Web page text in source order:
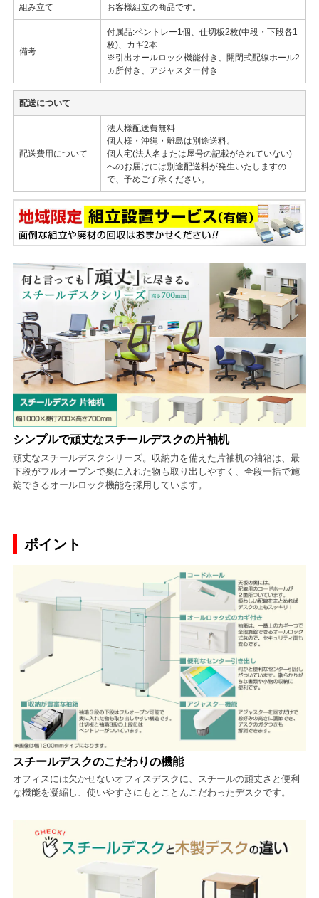
組み立て お客様組立の商品です。
備考
付属品:ペントレー1個、仕切板2枚(中段・下段各1
枚)、カギ2本
※引出オールロック機能付き、開閉式配線ホール2
ヵ所付き、アジャスター付き
配送について
配送費用について
法人様配送費無料
個人様・沖縄・離島は別途送料。
個人宅(法人名または屋号の記載がされていない)
へのお届けには別途配送料が発生いたしますの
で、予めご了承ください。
シンプルで頑丈なスチールデスクの片袖机
頑丈なスチールデスクシリーズ。収納力を備えた片袖机の袖箱は、最
下段がフルオープンで奥に入れた物も取り出しやすく、全段一括で施
錠できるオールロック機能を採用しています。
ポイント
スチールデスクのこだわりの機能
オフィスには欠かせないオフィスデスクに、スチールの頑丈さと便利
な機能を凝縮し、使いやすさにもとことんこだわったデスクです。